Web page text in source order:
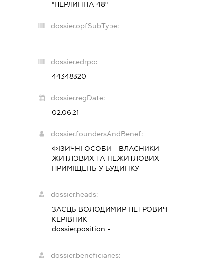
"ПЕРЛИННА 48"
dossier.opfSubType:
-
dossier.edrpo:
44348320
dossier.regDate:
02.06.21
dossier.foundersAndBenef:
ФІЗИЧНІ ОСОБИ - ВЛАСНИКИ
ЖИТЛОВИХ ТА НЕЖИТЛОВИХ
ПРИМІЩЕНЬ У БУДИНКУ
dossier.heads:
ЗАЄЦЬ ВОЛОДИМИР ПЕТРОВИЧ -
КЕРІВНИК
dossier.position -
dossier.beneficiaries: